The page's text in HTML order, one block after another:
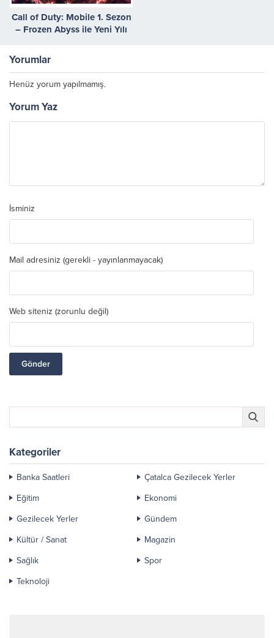
Call of Duty: Mobile 1. Sezon
– Frozen Abyss ile Yeni Yılı
Yorumlar
Henüz yorum yapılmamış.
Yorum Yaz
İsminiz
Mail adresiniz (gerekli - yayınlanmayacak)
Web siteniz (zorunlu değil)
Kategoriler
Banka Saatleri
Çatalca Gezilecek Yerler
Eğitim
Ekonomi
Gezilecek Yerler
Gündem
Kültür / Sanat
Magazin
Sağlık
Spor
Teknoloji